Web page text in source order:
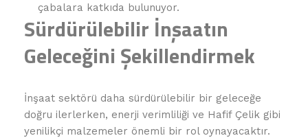
çabalara katkıda bulunuyor.
Sürdürülebilir İnşaatın
Geleceğini Şekillendirmek
İnşaat sektörü daha sürdürülebilir bir geleceğe
doğru ilerlerken, enerji verimliliği ve Hafif Çelik gibi
yenilikçi malzemeler önemli bir rol oynayacaktır.